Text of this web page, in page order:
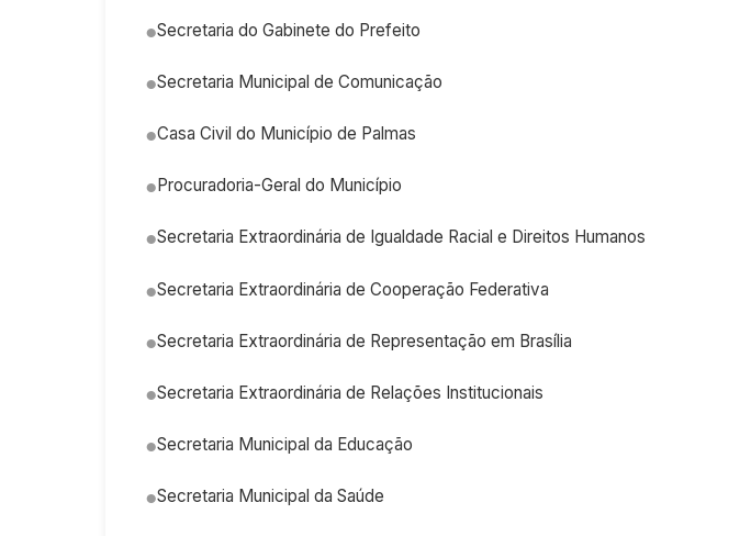
Secretaria do Gabinete do Prefeito
Secretaria Municipal de Comunicação
Casa Civil do Município de Palmas
Procuradoria-Geral do Município
Secretaria Extraordinária de Igualdade Racial e Direitos Humanos
Secretaria Extraordinária de Cooperação Federativa
Secretaria Extraordinária de Representação em Brasília
Secretaria Extraordinária de Relações Institucionais
Secretaria Municipal da Educação
Secretaria Municipal da Saúde